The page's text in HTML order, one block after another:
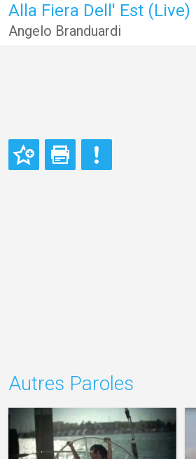
Alla Fiera Dell' Est (Live)
Angelo Branduardi
Autres Paroles